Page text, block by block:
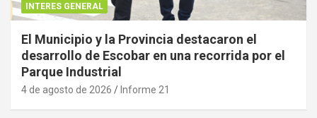
INTERES GENERAL
El Municipio y la Provincia destacaron el
desarrollo de Escobar en una recorrida por el
Parque Industrial
4 de agosto de 2026 Informe 21